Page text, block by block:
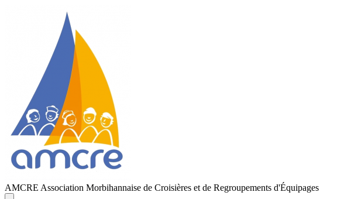
AMCRE Association Morbihannaise de Croisières et de Regroupements d'Équipages